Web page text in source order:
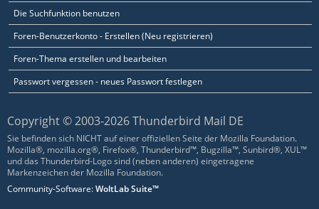
Die Suchfunktion benutzen
Foren-Benutzerkonto - Erstellen (Neu registrieren)
Foren-Thema erstellen und bearbeiten
Passwort vergessen - neues Passwort festlegen
Copyright © 2003-2026 Thunderbird Mail DE
Sie befinden sich NICHT auf einer offiziellen Seite der Mozilla Foundation.
Mozilla®, mozilla.org®, Firefox®, Thunderbird™, Bugzilla™, Sunbird®, XUL™
und das Thunderbird-Logo sind (neben anderen) eingetragene
Markenzeichen der Mozilla Foundation.
Community-Software:WoltLab Suite™